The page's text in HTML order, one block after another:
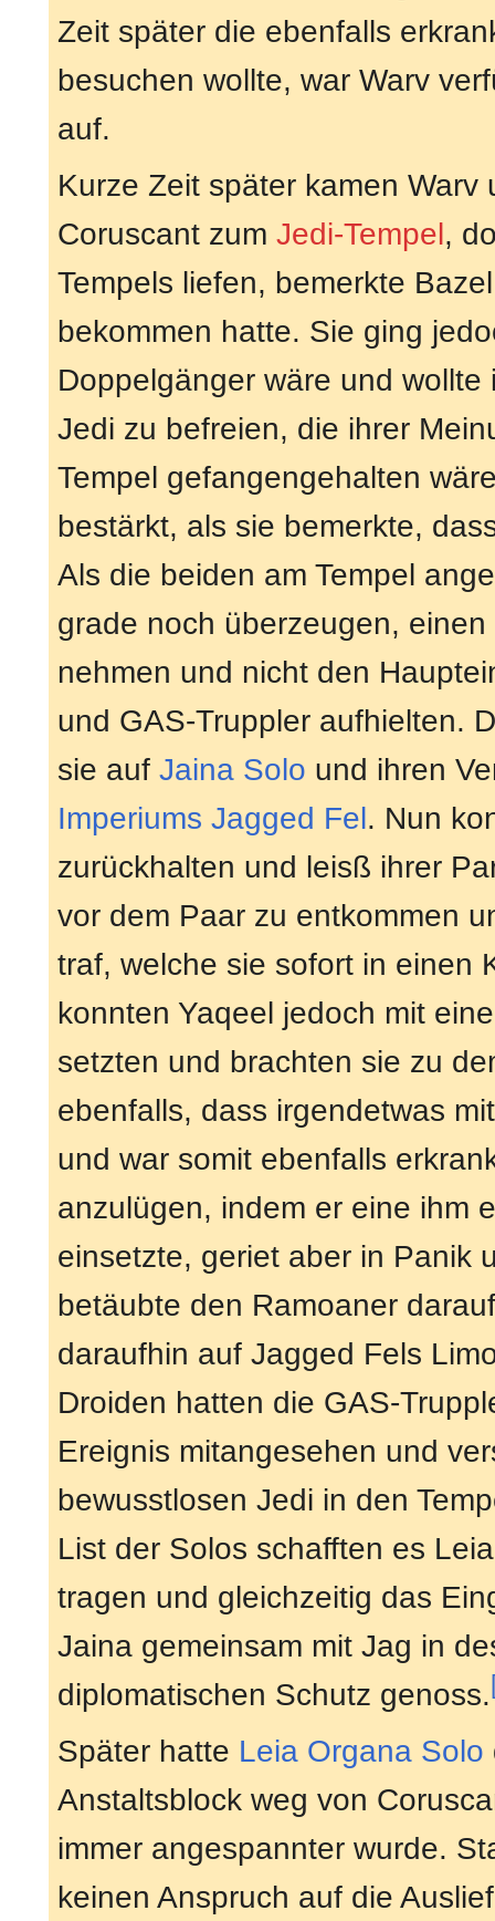
Zeit später die ebenfalls
besuchen wollte, war Warv
auf.
Kurze Zeit später kamen
Coruscant zum Jedi-Tempel,
Tempels liefen, bemerkte
bekommen hatte. Sie ging
Doppelgänger wäre und
Jedi zu befreien, die ihrer
Tempel gefangengehalten
bestärkt, als sie bemerkte,
Als die beiden am Tempel
grade noch überzeugen,
nehmen und nicht den
und GAS-Truppler aufhielten.
sie auf Jaina Solo und ihren
Imperiums Jagged Fel. Nun
zurückhalten und leisß ihrer
vor dem Paar zu entkommen
traf, welche sie sofort in einen
konnten Yaqeel jedoch mit
setzten und brachten sie zu
ebenfalls, dass irgendetwas
und war somit ebenfalls
anzulügen, indem er eine ihm
einsetzte, geriet aber in Panik
betäubte den Ramoaner
daraufhin auf Jagged Fels
Droiden hatten die GAS-
Ereignis mitangesehen und
bewusstlosen Jedi in den
List der Solos schafften es
tragen und gleichzeitig das
Jaina gemeinsam mit Jag in
diplomatischen Schutz genoss.
Später hatte Leia Organa Solo
Anstaltsblock weg von
immer angespannter wurde.
keinen Anspruch auf die